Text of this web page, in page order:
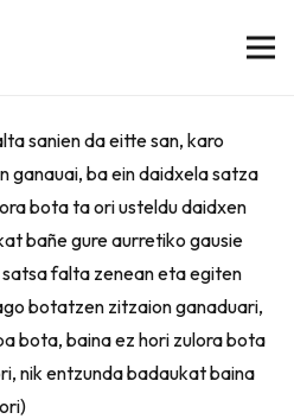
sanien da eitte san, karo
ba ein daidxela satza
bota ta ori usteldu daidxen
bañe gure aurretiko gausie
satsa falta zenean eta egiten
botatzen zitzaion ganaduari,
bota, baina ez hori zulora bota
nik entzunda badaukat baina